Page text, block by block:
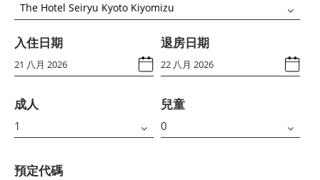
The Hotel Seiryu Kyoto Kiyomizu
入住日期 退房日期
成人 兒童
預定代碼